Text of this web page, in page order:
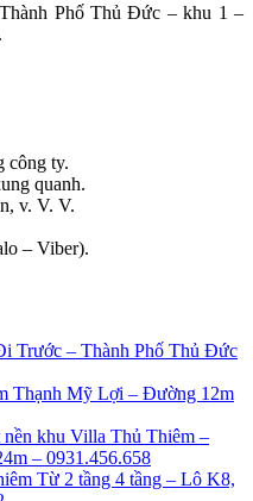
Phố Thủ Đức – khu 1 –
.
công ty.
quanh.
v. V. V.
– Viber).
Trước – Thành Phố Thủ Đức
Thạnh Mỹ Lợi – Đường 12m
khu Villa Thủ Thiêm –
– 0931.456.658
Từ 2 tầng 4 tầng – Lô K8,